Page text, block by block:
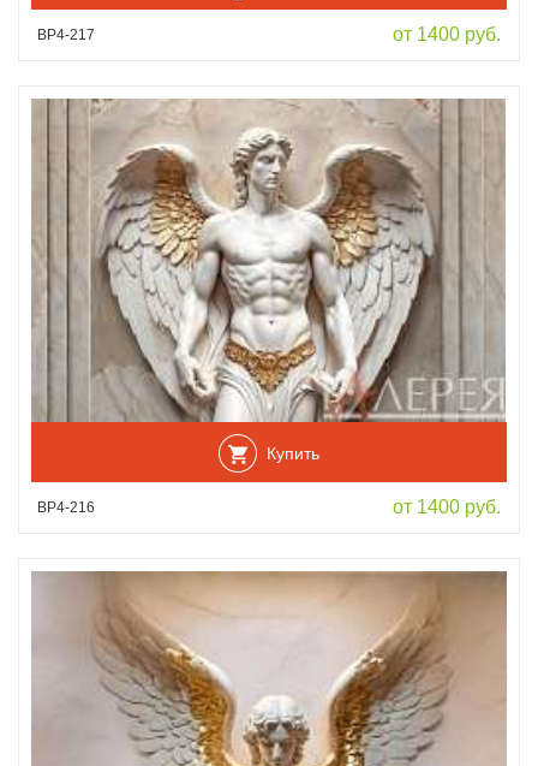
ВР4-217 от 1400 руб.
Купить
ВР4-216 от 1400 руб.